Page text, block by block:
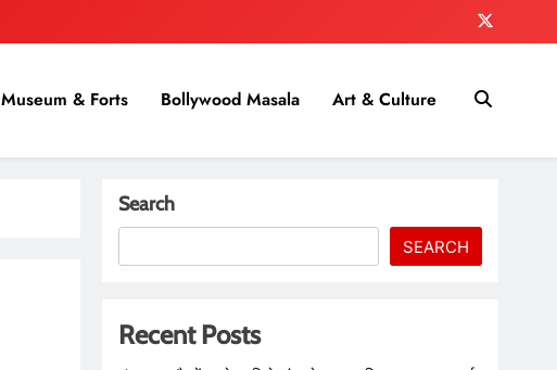
Museum & Forts Bollywood Masala Art & Culture
Search
SEARCH
Recent Posts